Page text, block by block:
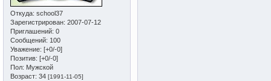
Откуда: school37
Зарегистрирован: 2007-07-12
Приглашений: 0
Сообщений: 100
Уважение: [+0/-0]
Позитив: [+0/-0]
Пол: Мужской
Возраст: 34 [1991-11-05]